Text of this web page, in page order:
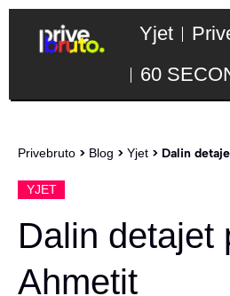
Yjet
60
Privebruto > Blog > Yjet > Dalin
YJET
Dalin detajet
Ahmetit